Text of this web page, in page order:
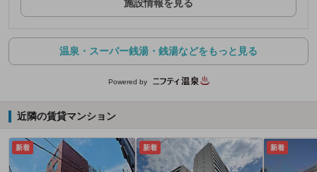
施設情報を見る
温泉・スーパー銭湯・銭湯などをもっと見る
Powered by
近隣の賃貸マンション
新着 新着 新着